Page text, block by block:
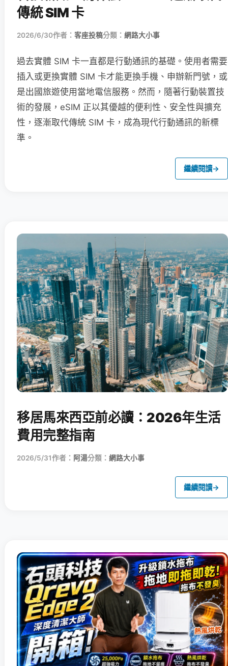
傳統 SIM 卡
2026/6/30作者： 客座投稿分類： 網路大小事
過去實體 SIM 卡一直都是行動通訊的基礎。使用者需要
插入或更換實體 SIM 卡才能更換手機、申辦新門號，或
是出國旅遊使用當地電信服務。然而，隨著行動裝置技
術的發展，eSIM 正以其優越的便利性、安全性與擴充
性，逐漸取代傳統 SIM 卡，成為現代行動通訊的新標
準。
繼續閱讀→
移居馬來西亞前必讀：2026年生活
費用完整指南
2026/5/31作者： 阿湯分類： 網路大小事
繼續閱讀→